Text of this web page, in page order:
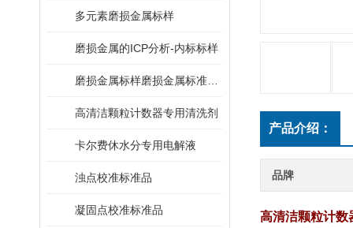
多元素磨损金属标样
磨损金属的ICP分析-内标标样
高清洁颗粒计数器专用清洗剂
卡尔费休水分专用电解液
浊点校准标准品
凝固点校准标准品
产品介绍：
品牌
高清洁颗粒计数